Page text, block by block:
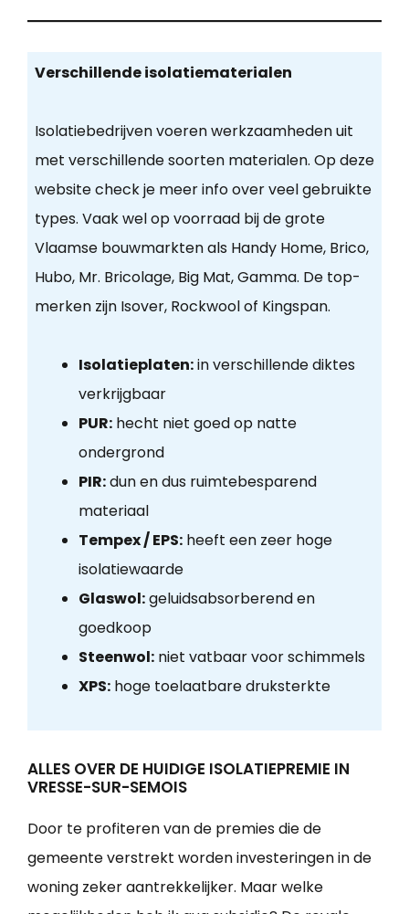
Verschillende isolatiematerialen
Isolatiebedrijven voeren werkzaamheden uit
met verschillende soorten materialen. Op deze
website check je meer info over veel gebruikte
types. Vaak wel op voorraad bij de grote
Vlaamse bouwmarkten als Handy Home, Brico,
Hubo, Mr. Bricolage, Big Mat, Gamma. De top-
merken zijn Isover, Rockwool of Kingspan.
Isolatieplaten:in verschillende diktes
verkrijgbaar
PUR:hecht niet goed op natte
ondergrond
PIR:dun en dus ruimtebesparend
materiaal
Tempex / EPS:heeft een zeer hoge
isolatiewaarde
Glaswol:geluidsabsorberend en
goedkoop
Steenwol:niet vatbaar voor schimmels
XPS:hoge toelaatbare druksterkte
ALLES OVER DE HUIDIGE ISOLATIEPREMIE IN
VRESSE-SUR-SEMOIS
Door te profiteren van de premies die de
gemeente verstrekt worden investeringen in de
woning zeker aantrekkelijker. Maar welke